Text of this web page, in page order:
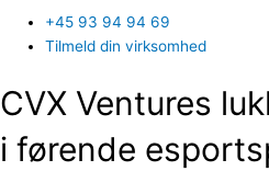
+45 93 94 94 69
Tilmeld din virksomhed
CVX Ventures
i førende